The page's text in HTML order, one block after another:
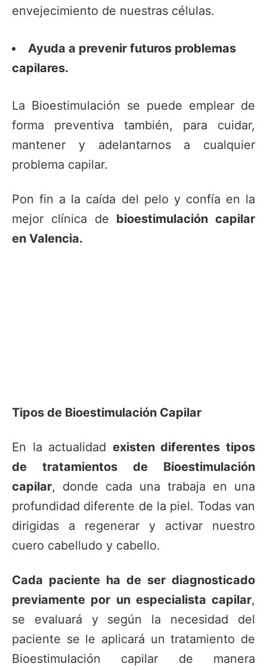
envejecimiento de nuestras células.
Ayuda a prevenir futuros problemas
capilares.
La Bioestimulación se puede emplear de
forma preventiva también, para cuidar,
mantener y adelantarnos a cualquier
problema capilar.
Pon fin a la caída del pelo y confía en la
mejor clínica de bioestimulación capilar
en Valencia.
Tipos de Bioestimulación Capilar
En la actualidad existen diferentes tipos
de tratamientos de Bioestimulación
capilar, donde cada una trabaja en una
profundidad diferente de la piel. Todas van
dirigidas a regenerar y activar nuestro
cuero cabelludo y cabello.
Cada paciente ha de ser diagnosticado
previamente por un especialista capilar,
se evaluará y según la necesidad del
paciente se le aplicará un tratamiento de
Bioestimulación capilar de manera